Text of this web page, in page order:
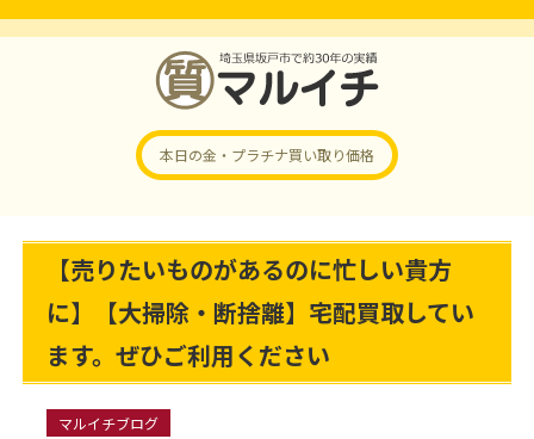
本日の金・プラチナ買い取り価格
【売りたいものがあるのに忙しい貴方
に】【大掃除・断捨離】宅配買取してい
ます。ぜひご利用ください
マルイチブログ